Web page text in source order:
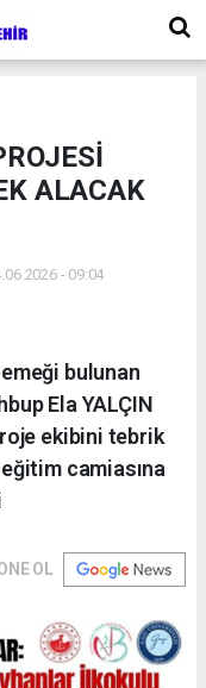
ALACAK
- 09:04
bulunan
Ela YALÇIN
ekibini tebrik
camiasına
OL